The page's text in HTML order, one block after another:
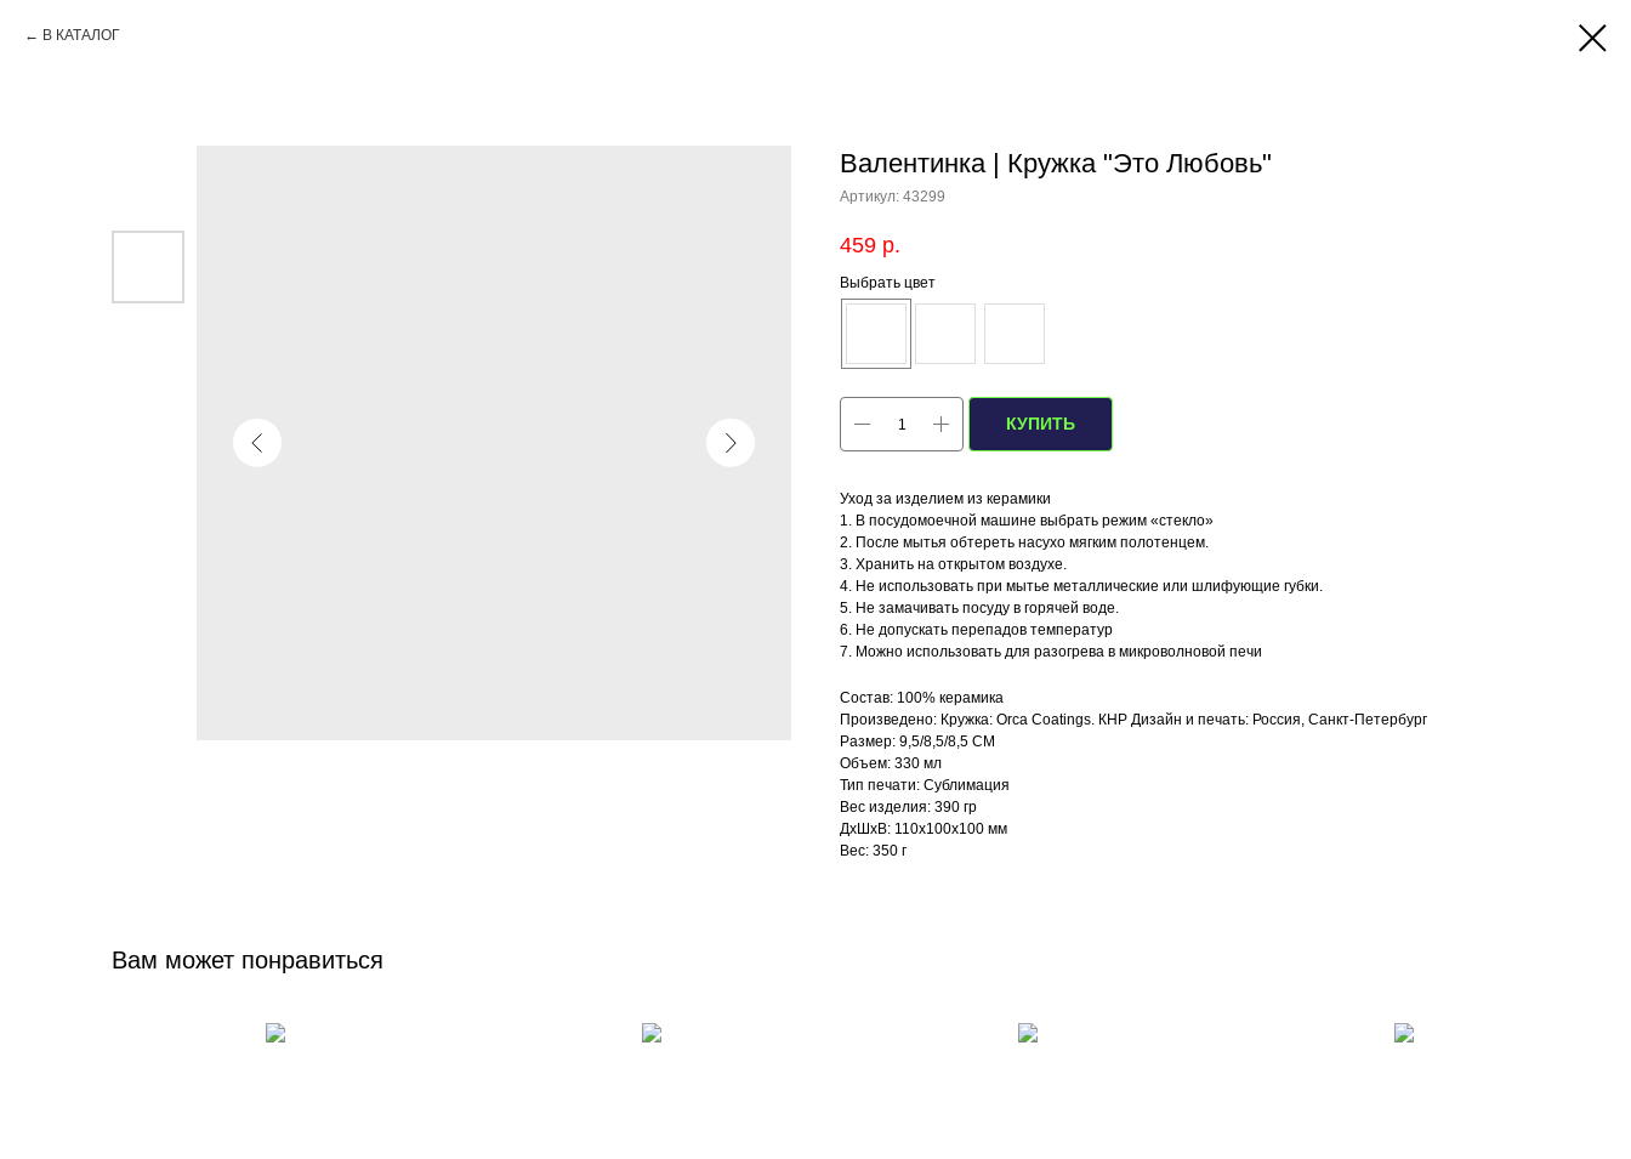
В КАТАЛОГ
Валентинка | Кружка "Это Любовь"
Артикул: 43299
459 р.
Выбрать цвет
КУПИТЬ
Уход за изделием из керамики
1. В посудомоечной машине выбрать режим «стекло»
2. После мытья обтереть насухо мягким полотенцем.
3. Хранить на открытом воздухе.
4. Не использовать при мытье металлические или шлифующие губки.
5. Не замачивать посуду в горячей воде.
6. Не допускать перепадов температур
7. Можно использовать для разогрева в микроволновой печи
Состав: 100% керамика
Произведено: Кружка: Orca Coatings. КНР Дизайн и печать: Россия, Санкт-Петербург
Размер: 9,5/8,5/8,5 СМ
Объем: 330 мл
Тип печати: Сублимация
Вес изделия: 390 гр
ДxШxВ: 110x100x100 мм
Вес: 350 г
Вам может понравиться